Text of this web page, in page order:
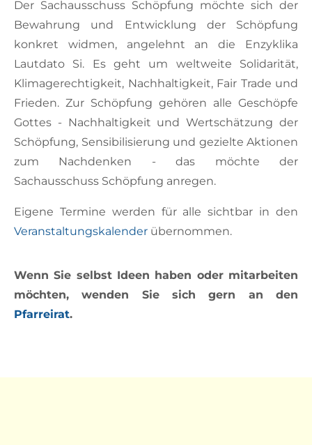
Der Sachausschuss Schöpfung möchte sich der
Bewahrung und Entwicklung der Schöpfung
konkret widmen, angelehnt an die Enzyklika
Lautdato Si. Es geht um weltweite Solidarität,
Klimagerechtigkeit, Nachhaltigkeit, Fair Trade und
Frieden. Zur Schöpfung gehören alle Geschöpfe
Gottes - Nachhaltigkeit und Wertschätzung der
Schöpfung, Sensibilisierung und gezielte Aktionen
zum Nachdenken - das möchte der
Sachausschuss Schöpfung anregen.
Eigene Termine werden für alle sichtbar in den
Veranstaltungskalender übernommen.
Wenn Sie selbst Ideen haben oder mitarbeiten
möchten, wenden Sie sich gern an den
Pfarreirat.